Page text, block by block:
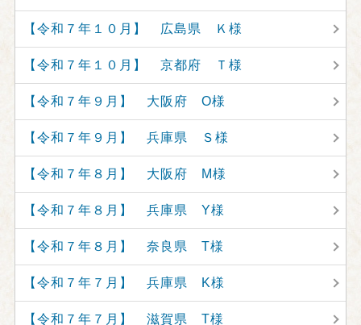
【令和７年１０月】 広島県 Ｋ様
【令和７年１０月】 京都府 Ｔ様
【令和７年９月】 大阪府 O様
【令和７年９月】 兵庫県 Ｓ様
【令和７年８月】 大阪府 M様
【令和７年８月】 兵庫県 Y様
【令和７年８月】 奈良県 T様
【令和７年７月】 兵庫県 K様
【令和７年７月】 滋賀県 T様